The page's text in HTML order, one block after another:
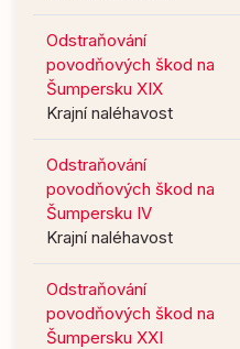
Odstraňování
povodňových škod na
Šumpersku XIX
Krajní naléhavost
Odstraňování
povodňových škod na
Šumpersku IV
Krajní naléhavost
Odstraňování
povodňových škod na
Šumpersku XXI